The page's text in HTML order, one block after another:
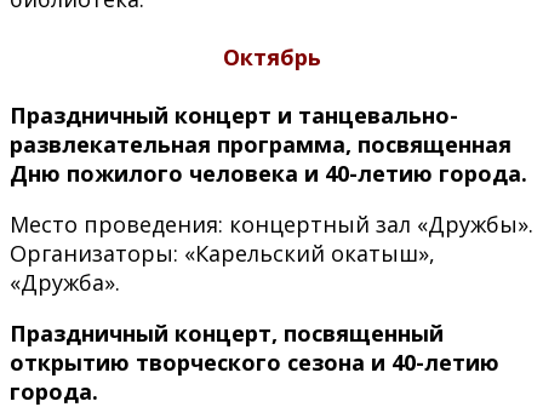
Октябрь
Праздничный концерт и танцевально-
развлекательная программа, посвященная
Дню пожилого человека и 40-летию города.
Место проведения: концертный зал «Дружбы».
Организаторы: «Карельский окатыш»,
«Дружба».
Праздничный концерт, посвященный
открытию творческого сезона и 40-летию
города.